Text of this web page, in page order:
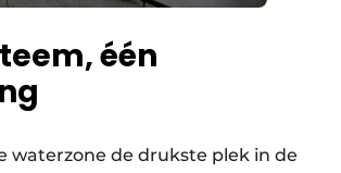
één
waterzone de drukste plek in de